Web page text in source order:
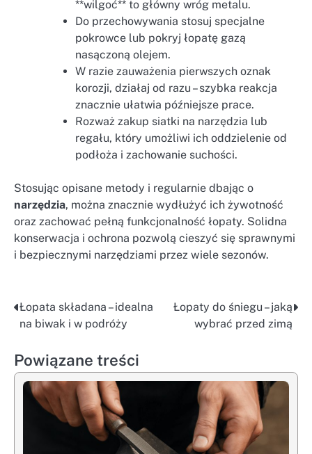
**wilgoć** to główny wróg metalu.
Do przechowywania stosuj specjalne
pokrowce lub pokryj łopatę gazą
nasączoną olejem.
W razie zauważenia pierwszych oznak
korozji, działaj od razu – szybka reakcja
znacznie ułatwia późniejsze prace.
Rozważ zakup siatki na narzędzia lub
regału, który umożliwi ich oddzielenie od
podłoża i zachowanie suchości.
Stosując opisane metody i regularnie dbając o
narzędzia, można znacznie wydłużyć ich żywotność
oraz zachować pełną funkcjonalność łopaty. Solidna
konserwacja i ochrona pozwolą cieszyć się sprawnymi
i bezpiecznymi narzędziami przez wiele sezonów.
Nawigacja
Łopata składana – idealna
na biwak i w podróży
Łopaty do śniegu – jaką
wybrać przed zimą
Powiązane treści